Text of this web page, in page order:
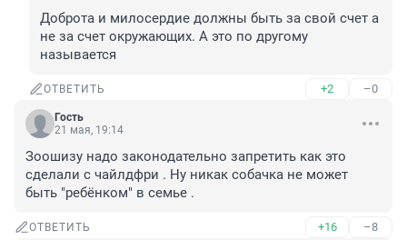
Доброта и милосердие должны быть за свой счет а
не за счет окружающих. А это по другому
называется
ОТВЕТИТЬ +2 –0
Гость
21 мая, 19:14
Зоошизу надо законодательно запретить как это
сделали с чайлдфри . Ну никак собачка не может
быть "ребёнком" в семье .
ОТВЕТИТЬ +16 –8